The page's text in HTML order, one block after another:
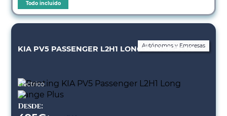
Autónomos y Empresas
Todo incluido
KIA PV5 PASSENGER L2H1 LONG RANGE PLUS
Eléctrico
Desde: